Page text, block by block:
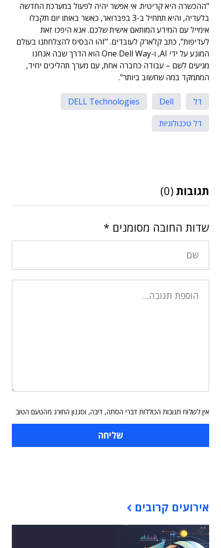
"ההכשרה היא קריטית. אי אפשר יהיה לפעול במערכת החדשה
בלעדיה, והיא תתחיל ב-3 בפברואר, כאשר באותו יום תקבלו
אימייל עם המידע המותאם אישית שלכם. אנא היפכו זאת
לעדיפות", כתב קלארק לעובדים. "זהו הבסיס להצלחתנו בעולם
המונע על ידי AI, ו-One Dell Way הוא הדרך שבה אנחנו
מגיעים לשם – עבודה כחברה אחת, עם מערך תהליכים יחיד,
המתמקד במה שחשוב ביותר".
דל Dell
DELL Technologies
דל טכנולוגיות
תגובות (0)
שדות החובה מסומנים *
אין לשלוח תגובות הכוללות דברי הסתה, דיבה, וסגנון החורג מהטעם הטוב
אירועים קרובים